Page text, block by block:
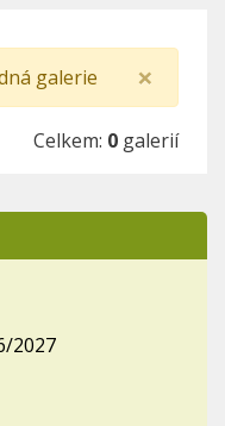
×
galerie
Celkem: 0 galerií
2027